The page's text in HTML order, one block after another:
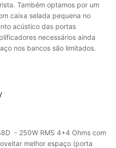
Também optamos por um
caixa selada pequena no
acústico das portas
necessários ainda
nos bancos são limitados.
- 250W RMS 4+4 Ohms com
melhor espaço (porta